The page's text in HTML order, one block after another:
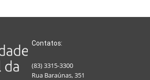
Contatos:
(83) 3315-3300
Rua Baraúnas, 351